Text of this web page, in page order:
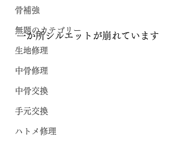
骨補強
無題のカテゴリー
生地修理
中骨修理
中骨交換
手元交換
ハトメ修理
一か所シルエットが崩れています